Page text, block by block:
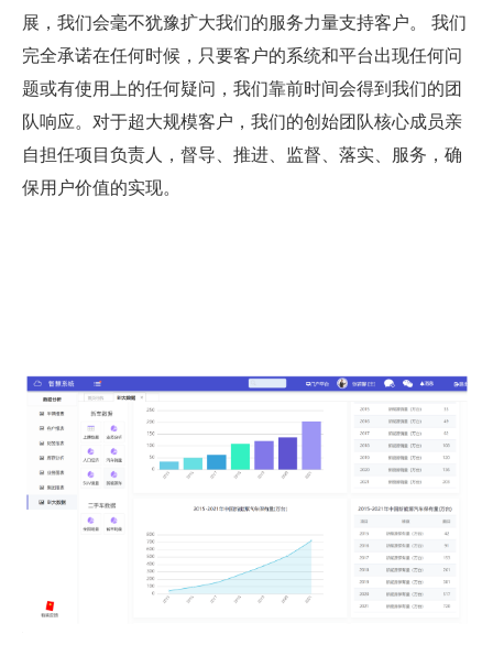
展，我们会毫不犹豫扩大我们的服务力量支持客户。 我们
完全承诺在任何时候，只要客户的系统和平台出现任何问
题或有使用上的任何疑问，我们靠前时间会得到我们的团
队响应。对于超大规模客户，我们的创始团队核心成员亲
自担任项目负责人，督导、推进、监督、落实、服务，确
保用户价值的实现。